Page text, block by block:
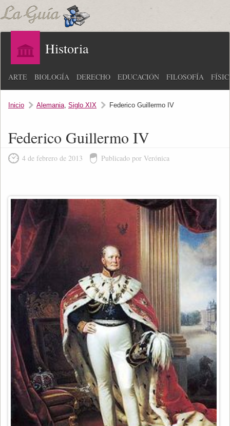
Historia
ARTE BIOLOGÍA DERECHO EDUCACIÓN FILOSOFÍA
Inicio Alemania, Siglo XIX Federico Guillermo IV
Federico Guillermo IV
4 de febrero de 2013 Publicado por Verónica